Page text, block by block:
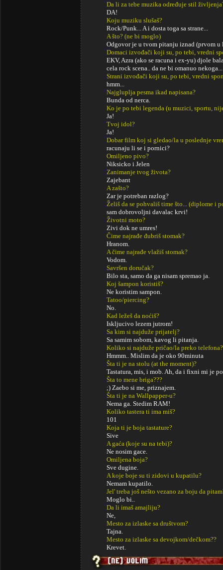
Da li za tebe muzika određuje stil
DA!
Koju muziku slušaš?
Rock/Punk... A i dosta toga sa strane...
A što? (ne bi moglo)
Odgovor je u tvom pitanju iznad (prvom
Domaci izvođači koji su, po tebi, vredni
EKV, Azra (ako se racuna i ex-yu) djole
cela rock scena.. da ne bi omanuo nekoga...
Strani izvođači koji su, po tebi, vredni
hmm...
Najgluplja pesma ikad napisana?
Bunda od nerca.
Ko je po tebi legenda (u muzici, sportu,
Ja!
Tvoj idol?
Ja!
Dobar film koj si gledao/la u poslednje
racunaju li se i pornici?
Omiljeno pivo?
Niksicko i Jelen
Zanimanje tvog života?
Zajebant
A zašto?
Zar je potreban razlog?
Želiš da se pohvališ time što... (diplome i
sam dobrovoljni davalac krvi!
Životni moto?
Zivi dok ne umres!
Čime najrađe đubriš stomak?
Hranom.
A čime najrađe vlažiš stomak?
Vodom.
Savršen doručak?
Bilo sta, samo da ga nisam spremao ja.
Koj šampon koristiš?
Ne koristim sampon.
Tatoo/piercing?
No.
Kad ležeš da noćiš?
Iskljucivo lezem jutrom!
Sa kim si najduže prijatelj?
Sa samim sobom, kavog li pitanja.
Koliko si najduže pričao/la preko telefona?
Hmmm.. Mislim da je oko 90minuta
Šta ti je na stolu (at the moment)?
Tastatura, mis, i mob. Ah, da i fixni mi je
Šta to mene briga???
;) Zaebo si me, priznajem.
Šta ti je na Wallpapper-u?
Nema ga. Stedim RAM!
Koliko tastera ti ima miš?
101
Koja ti je boja tastature?
Sive
A gaća (koje su na tebi)?
Ne nosim gace.
Omiljena boja?
Sve dugine.
A koje boje su ti zidovi u kupatilu?
Nemam kupatilo.
Jel' treba još nešto vezano za boju da
Moglo bi..
Da li imaš amajliju?
Ne,
Mesto za izlaske sa društvom?
Tajna.
Mesto za izlaske sa devojkom/dečkom??
Krevet.